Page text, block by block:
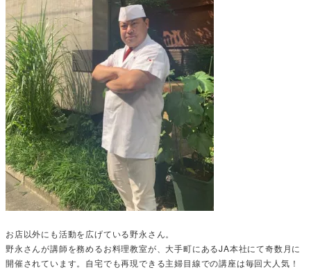
お店以外にも活動を広げている野永さん。
野永さんが講師を務めるお料理教室が、大手町にあるJA本社にて奇数月に
開催されています。自宅でも再現できる主婦目線での講座は毎回大人気！